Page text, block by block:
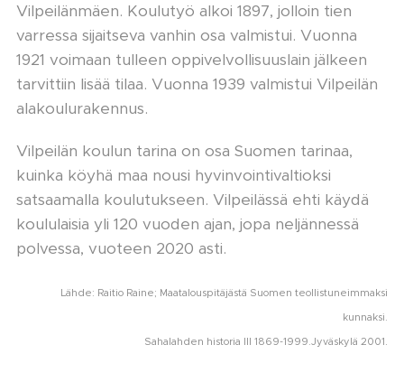
Vilpeilänmäen. Koulutyö alkoi 1897, jolloin tien
varressa sijaitseva vanhin osa valmistui. Vuonna
1921 voimaan tulleen oppivelvollisuuslain jälkeen
tarvittiin lisää tilaa. Vuonna 1939 valmistui Vilpeilän
alakoulurakennus.
Vilpeilän koulun tarina on osa Suomen tarinaa,
kuinka köyhä maa nousi hyvinvointivaltioksi
satsaamalla koulutukseen. Vilpeilässä ehti käydä
koululaisia yli 120 vuoden ajan, jopa neljännessä
polvessa, vuoteen 2020 asti.
Lähde: Raitio Raine; Maatalouspitäjästä Suomen teollistuneimmaksi
kunnaksi.
Sahalahden historia III 1869-1999.Jyväskylä 2001.